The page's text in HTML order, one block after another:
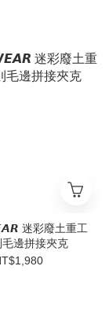
迷彩廢土重工
邊拼接夾克